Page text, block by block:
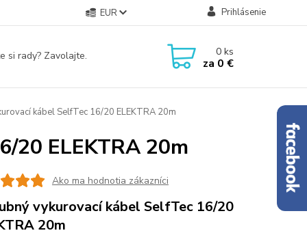
EUR Prihlásenie
si rady? Zavolajte. 0ks
za 0 €
kábel SelfTec 16/20 ELEKTRA 20m
20 ELEKTRA 20m
Ako ma hodnotia zákazníci
vykurovací kábel SelfTec 16/20
20m